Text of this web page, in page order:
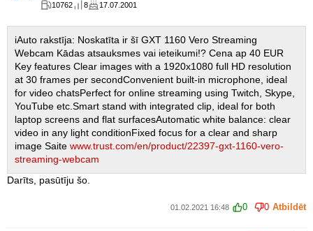
10762 8 17.07.2001
iAuto rakstīja: Noskatīta ir šī GXT 1160 Vero Streaming
Webcam Kādas atsauksmes vai ieteikumi!? Cena ap 40 EUR
Key features Clear images with a 1920x1080 full HD resolution
at 30 frames per secondConvenient built-in microphone, ideal
for video chatsPerfect for online streaming using Twitch, Skype,
YouTube etc.Smart stand with integrated clip, ideal for both
laptop screens and flat surfacesAutomatic white balance: clear
video in any light conditionFixed focus for a clear and sharp
image Saite www.trust.com/en/product/22397-gxt-1160-vero-
streaming-webcam
Darīts, pasūtīju šo.
01.02.2021 16:48 0 0 Atbildēt